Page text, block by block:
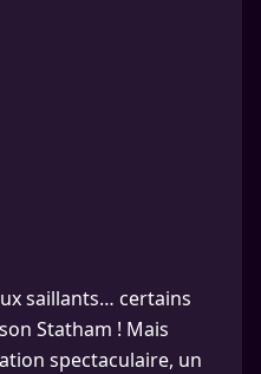
saillants… certains
Statham ! Mais
spectaculaire, un